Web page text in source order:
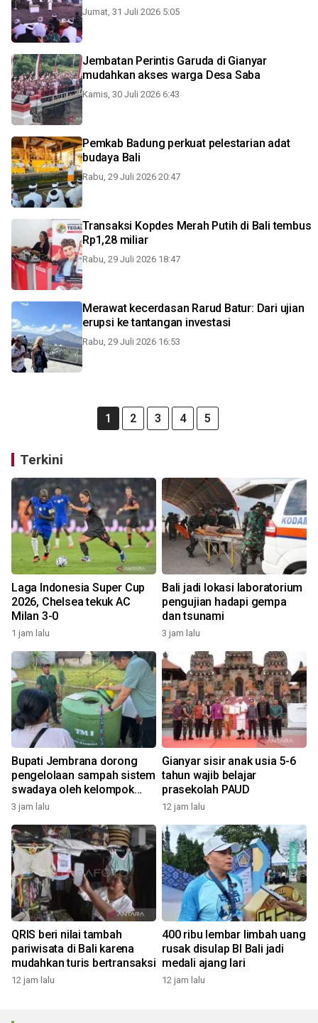
Jumat, 31 Juli 2026 5:05
Jembatan Perintis Garuda di Gianyar
mudahkan akses warga Desa Saba
Kamis, 30 Juli 2026 6:43
Pemkab Badung perkuat pelestarian adat
budaya Bali
Rabu, 29 Juli 2026 20:47
Transaksi Kopdes Merah Putih di Bali tembus
Rp1,28 miliar
Rabu, 29 Juli 2026 18:47
Merawat kecerdasan Rarud Batur: Dari ujian
erupsi ke tantangan investasi
Rabu, 29 Juli 2026 16:53
1 2 3 4 5
Terkini
Laga Indonesia Super Cup
2026, Chelsea tekuk AC
Milan 3-0
1 jam lalu
Bali jadi lokasi laboratorium
pengujian hadapi gempa
dan tsunami
3 jam lalu
Bupati Jembrana dorong
pengelolaan sampah sistem
swadaya oleh kelompok
masyarakat
3 jam lalu
Gianyar sisir anak usia 5-6
tahun wajib belajar
prasekolah PAUD
12 jam lalu
QRIS beri nilai tambah
pariwisata di Bali karena
mudahkan turis bertransaksi
12 jam lalu
400 ribu lembar limbah uang
rusak disulap BI Bali jadi
medali ajang lari
12 jam lalu